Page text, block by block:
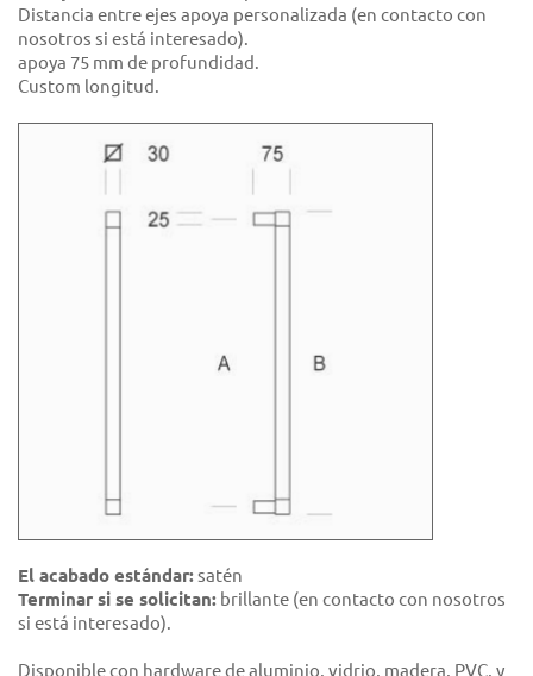
Distancia entre ejes apoya personalizada (en contacto con
nosotros si está interesado).
apoya 75 mm de profundidad.
Custom longitud.
El acabado estándar:satén
Terminar si se solicitan: brillante (en contacto con nosotros
si está interesado).
Disponible con hardware de aluminio, vidrio, madera, PVC, y